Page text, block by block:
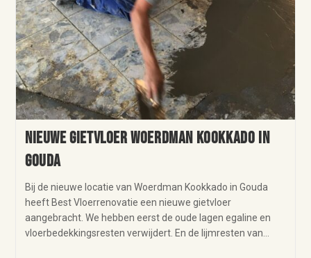
Nieuwe gietvloer Woerdman Kookkado in
Gouda
Bij de nieuwe locatie van Woerdman Kookkado in Gouda
heeft Best Vloerrenovatie een nieuwe gietvloer
aangebracht. We hebben eerst de oude lagen egaline en
vloerbedekkingsresten verwijdert. En de lijmresten van…